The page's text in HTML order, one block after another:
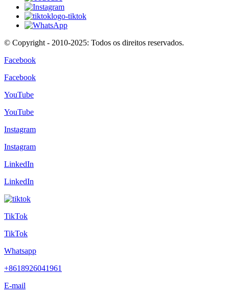
© Copyright - 2010-2025: Todos os direitos reservados.
Facebook
Facebook
YouTube
YouTube
Instagram
Instagram
LinkedIn
LinkedIn
TikTok
TikTok
Whatsapp
+8618926041961
E-mail